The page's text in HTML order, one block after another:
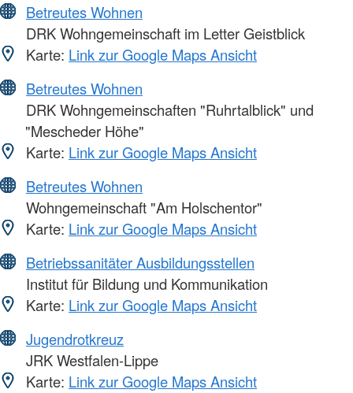
Betreutes Wohnen
DRK Wohngemeinschaft im Letter Geistblick
Karte: Link zur Google Maps Ansicht
Betreutes Wohnen
DRK Wohngemeinschaften "Ruhrtalblick" und
"Mescheder Höhe"
Karte: Link zur Google Maps Ansicht
Betreutes Wohnen
Wohngemeinschaft "Am Holschentor"
Karte: Link zur Google Maps Ansicht
Betriebssanitäter Ausbildungsstellen
Institut für Bildung und Kommunikation
Karte: Link zur Google Maps Ansicht
Jugendrotkreuz
JRK Westfalen-Lippe
Karte: Link zur Google Maps Ansicht